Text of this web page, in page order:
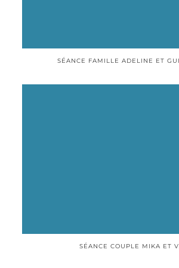
SÉANCE FAMILLE ADELINE ET
SÉANCE COUPLE MIKA ET